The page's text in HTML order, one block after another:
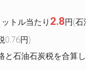
トル当たり 2.8円(石
0.76円)
と石油石炭税を合算